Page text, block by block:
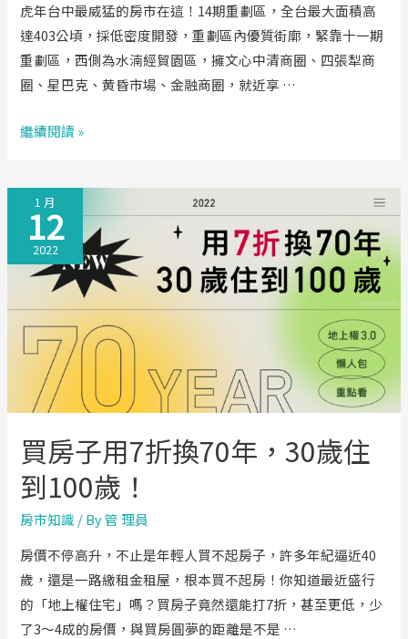
虎年台中最威猛的房市在這！14期重劃區，全台最大面積高
達403公頃，採低密度開發，重劃區內優質街廓，緊靠十一期
重劃區，西側為水湳經貿園區，擁文心中清商圈、四張犁商
圈、星巴克、黄昏市場、金融商圈，就近享 …
A
地
不
軟，
14
重
劃
區-
新
案
全
攻
略
繼續閱讀 »
1 月
12
2022
買房子用7折換70年，30歲住
到100歲！
房市知識 / By管 理員
房價不停高升，不止是年輕人買不起房子，許多年紀逼近40
歲，還是一路繳租金租屋，根本買不起房！你知道最近盛行
的「地上權住宅」嗎？買房子竟然還能打7折，甚至更低，少
了3～4成的房價，與買房圓夢的距離是不是 …